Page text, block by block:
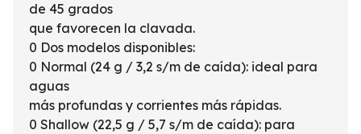
de 45 grados
que favorecen la clavada.
0 Dos modelos disponibles:
0 Normal (24 g / 3,2 s/m de caída): ideal para
aguas
más profundas y corrientes más rápidas.
0 Shallow (22,5 g / 5,7 s/m de caída): para